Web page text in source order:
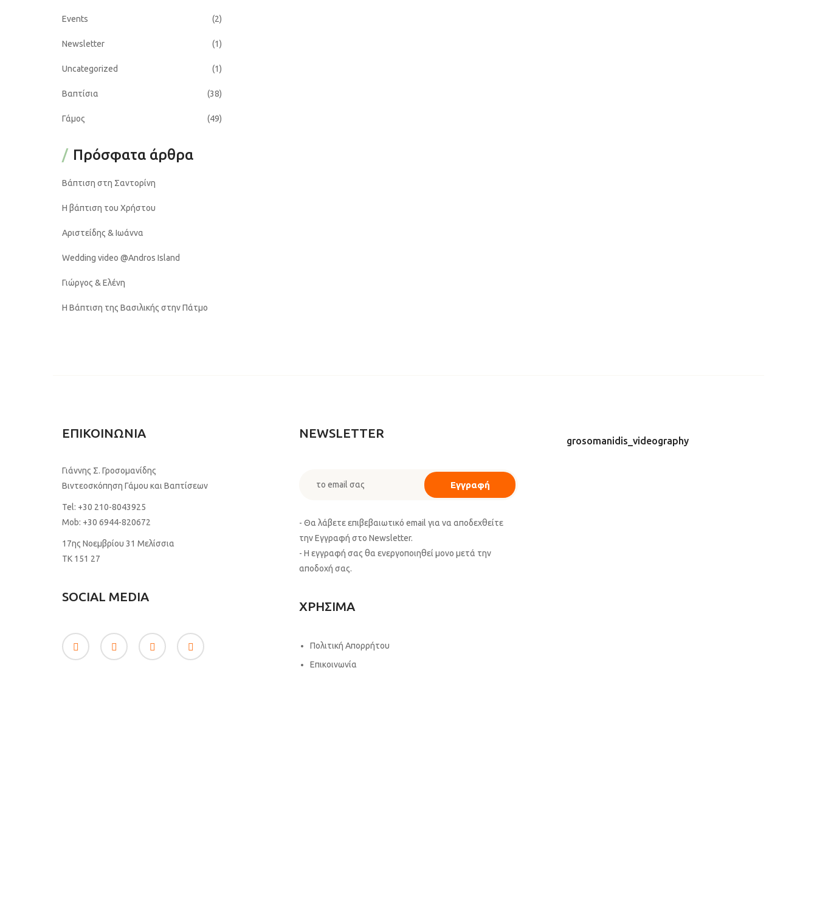
Events (2)
Newsletter (1)
Uncategorized (1)
Βαπτίσια (38)
Γάμος (49)
Πρόσφατα άρθρα
Βάπτιση στη Σαντορίνη
Η βάπτιση του Χρήστου
Αριστείδης & Ιωάννα
Wedding video @Andros Island
Γιώργος & Ελένη
Η Βάπτιση της Βασιλικής στην Πάτμο
ΕΠΙΚΟΙΝΩΝΙΑ
Γιάννης Σ. Γροσομανίδης
Βιντεοσκόπηση Γάμου και Βαπτίσεων
Tel: +30 210-8043925
Mob: +30 6944-820672
17ης Νοεμβρίου 31 Μελίσσια
TK 151 27
SOCIAL MEDIA
NEWSLETTER
- Θα λάβετε επιβεβαιωτικό email για να αποδεχθείτε
την Εγγραφή στο Newsletter.
- Η εγγραφή σας θα ενεργοποιηθεί μονο μετά την
αποδοχή σας.
ΧΡΗΣΙΜΑ
Πολιτική Απορρήτου
Επικοινωνία
grosomanidis_videography